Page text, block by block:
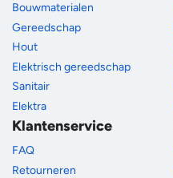
Bouwmaterialen
Gereedschap
Hout
Elektrisch gereedschap
Sanitair
Elektra
Klantenservice
FAQ
Retourneren